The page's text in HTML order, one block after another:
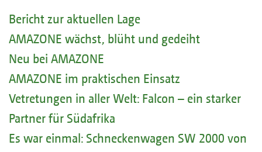
Bericht zur aktuellen Lage
AMAZONE wächst, blüht und gedeiht
Neu bei AMAZONE
AMAZONE im praktischen Einsatz
Vetretungen in aller Welt: Falcon – ein starker
Partner für Südafrika
Es war einmal: Schneckenwagen SW 2000 von